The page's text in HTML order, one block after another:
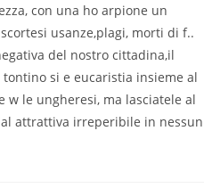
con una ho arpione un
usanze,plagi, morti di f..
del nostro cittadina,il
tontino si e eucaristia insieme al
le ungheresi, ma lasciatele al
attrattiva irreperibile in nessun